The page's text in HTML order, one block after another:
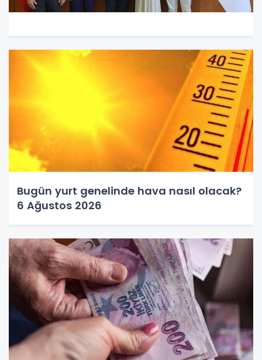
Bugün yurt genelinde hava nasıl olacak?
6 Ağustos 2026